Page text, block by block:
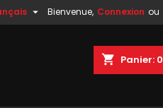
Bienvenue, Connexion ou

shopping_cart Panier: 0